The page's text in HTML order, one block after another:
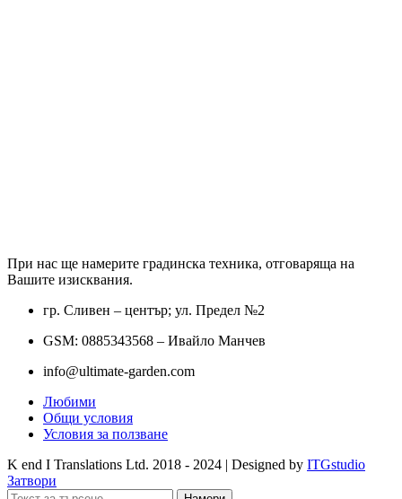
При нас ще намерите градинска техника, отговаряща на
Вашите изисквания.
гр. Сливен – център; ул. Предел №2
GSM: 0885343568 – Ивайло Манчев
info@ultimate-garden.com
Любими
Общи условия
Условия за ползване
K end I Translations Ltd. 2018 - 2024 | Designed by ITGstudio
Затвори